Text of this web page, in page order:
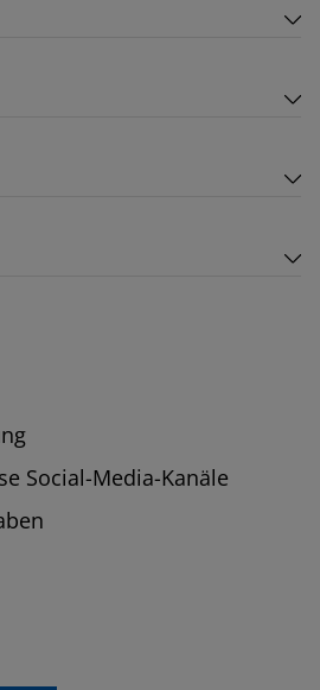
Social-Media-Kanäle